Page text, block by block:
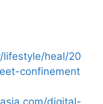
heal/20
confinement
digital-